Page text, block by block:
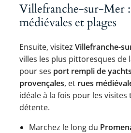
Villefranche-sur-Mer
médiévales et plages
Ensuite, visitez Villefranche-
villes les plus pittoresques de
pour ses port rempli de yachts
provençales, et rues
idéale à la fois pour les
détente.
Marchez le long du